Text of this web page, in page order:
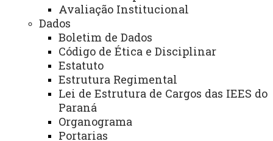
Avaliação Institucional
Dados
Boletim de Dados
Código de Ética e Disciplinar
Estatuto
Estrutura Regimental
Lei de Estrutura de Cargos das IEES do
Paraná
Organograma
Portarias
Não há artigos nesta categoria. Se subcategorias
forem mostradas nesta página, elas poderão conter artigos.
Subcategorias
Introdução
Você está aqui:Unioeste